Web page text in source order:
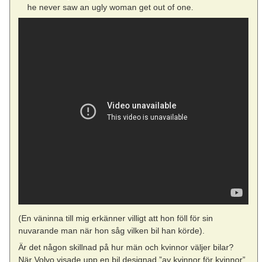
he never saw an ugly woman get out of one.
(En väninna till mig erkänner villigt att hon föll för sin
nuvarande man när hon såg vilken bil han körde).
Är det någon skillnad på hur män och kvinnor väljer bilar?
När Volvo visade upp en bil designad ”av kvinnor för kvinnor”,